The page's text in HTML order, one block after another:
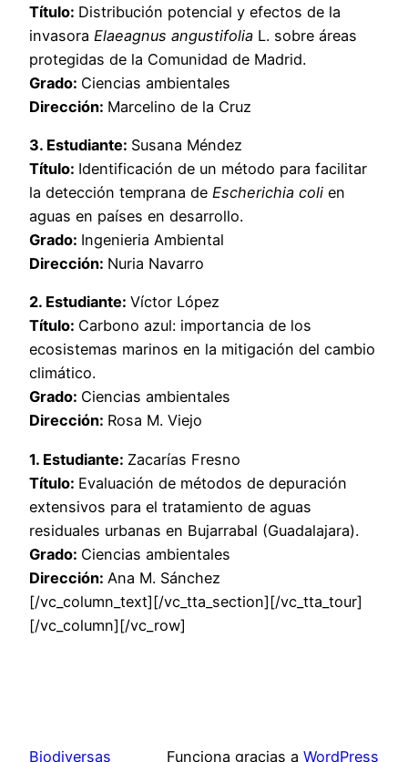
Título: Distribución potencial y efectos de la
invasora Elaeagnus angustifolia L. sobre áreas
protegidas de la Comunidad de Madrid.
Grado: Ciencias ambientales
Dirección: Marcelino de la Cruz
3. Estudiante: Susana Méndez
Título: Identificación de un método para facilitar
la detección temprana de Escherichia coli en
aguas en países en desarrollo.
Grado: Ingenieria Ambiental
Dirección: Nuria Navarro
2. Estudiante: Víctor López
Título: Carbono azul: importancia de los
ecosistemas marinos en la mitigación del cambio
climático.
Grado: Ciencias ambientales
Dirección: Rosa M. Viejo
1. Estudiante: Zacarías Fresno
Título: Evaluación de métodos de depuración
extensivos para el tratamiento de aguas
residuales urbanas en Bujarrabal (Guadalajara).
Grado: Ciencias ambientales
Dirección: Ana M. Sánchez
[/vc_column_text][/vc_tta_section][/vc_tta_tour]
[/vc_column][/vc_row]
Biodiversas Funciona gracias a WordPress